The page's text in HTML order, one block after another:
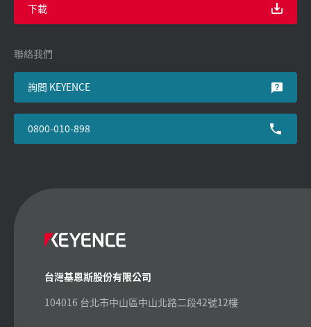
下載
聯絡我們
詢問 KEYENCE
0800-010-898
台灣基恩斯股份有限公司
104016 台北市中山區中山北路二段42號12樓